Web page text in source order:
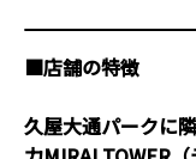
■店舗の特徴
久屋大通パークに